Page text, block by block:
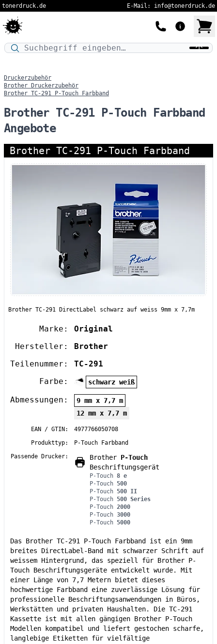
tonerdruck.de E-Mail: info@tonerdruck.de
Druckermodell oder Produktnamen eingeben…
Druckerzubehör
Brother Druckerzubehör
Brother TC-291 P-Touch Farbband
Brother TC-291 P-Touch Farbband
Angebote
Brother TC-291 P-Touch Farbband
Brother TC-291 DirectLabel schwarz auf weiss 9mm x 7,7m
Marke:
Original
Hersteller:
Brother
Teilenummer:
TC-291
Farbe:
schwarz weiß
Abmessungen:
9 mm x 7,7 m
12 mm x 7,7 m
EAN / GTIN:
4977766050708
Produkttyp:
P-Touch Farbband
Passende Drucker:
Brother P-Touch
Beschriftungsgerät
P-Touch 8 e
P-Touch 500
P-Touch 500 II
P-Touch 500 Series
P-Touch 2000
P-Touch 3000
P-Touch 5000
Das Brother TC-291 P-Touch Farbband ist ein 9mm
breites DirectLabel-Band mit schwarzer Schrift auf
weissem Hintergrund, das speziell für Brother P-
Touch Beschriftungsgeräte entwickelt wurde. Mit
einer Länge von 7,7 Metern bietet dieses
hochwertige Farbband eine zuverlässige Lösung für
professionelle Beschriftungsanwendungen in Büros,
Werkstätten und privaten Haushalten. Die TC-291
Kassette ist mit allen gängigen Brother P-Touch
Modellen kompatibel und liefert gestochen scharfe,
langlebige Etiketten für vielfältige